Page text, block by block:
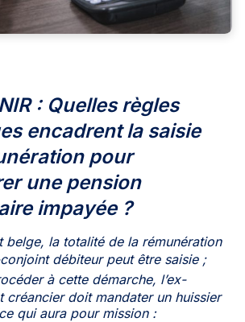
: Quelles règles
encadrent la saisie
pour
une pension
impayée ?
belge, la totalité de la rémunération
conjoint débiteur peut être saisie ;
à cette démarche, l’ex-
créancier doit mandater un huissier
qui aura pour mission :